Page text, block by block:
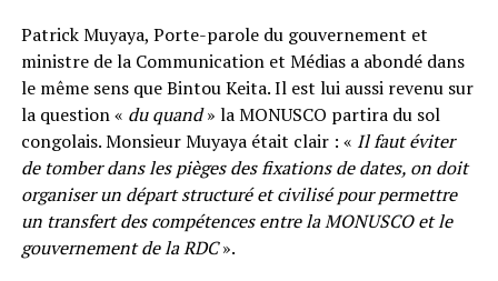
Patrick Muyaya, Porte-parole du gouvernement et
ministre de la Communication et Médias a abondé dans
le même sens que Bintou Keita. Il est lui aussi revenu sur
la question « du quand» la MONUSCO partira du sol
congolais. Monsieur Muyaya était clair : « Il faut éviter
de tomber dans les pièges des fixations de dates, on doit
organiser un départ structuré et civilisé pour permettre
un transfert des compétences entre la MONUSCO et le
gouvernement de la RDC».